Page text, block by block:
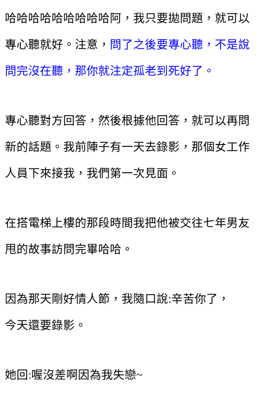
哈哈哈哈哈哈哈哈哈阿，我只要拋問題，就可以
專心聽就好。注意， 問了之後要專心聽，不是說
問完沒在聽，那你就注定孤老到死好了。
專心聽對方回答，然後根據他回答，就可以再問
新的話題。我前陣子有一天去錄影，那個女工作
人員下來接我，我們第一次見面。
在搭電梯上樓的那段時間我把他被交往七年男友
甩的故事訪問完畢哈哈。
因為那天剛好情人節，我隨口說:辛苦你了，
今天還要錄影。
她回:喔沒差啊因為我失戀~